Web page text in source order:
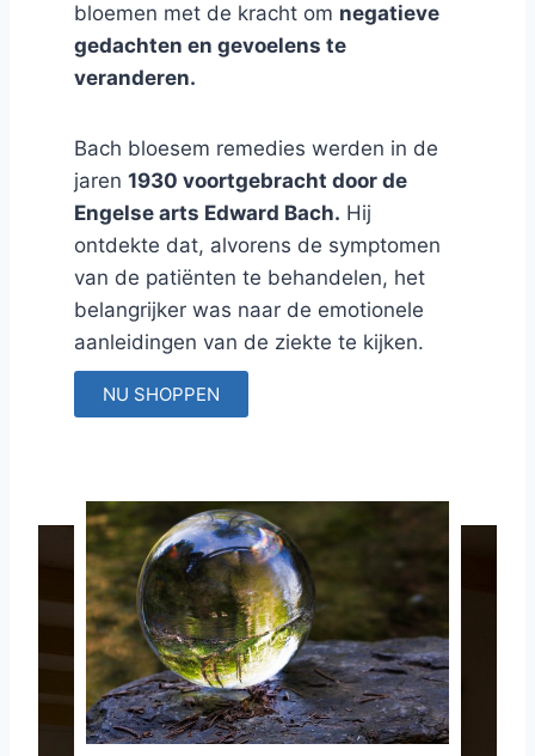
bloemen met de kracht om negatieve
gedachten en gevoelens te
veranderen.
Bach bloesem remedies werden in de
jaren 1930 voortgebracht door de
Engelse arts Edward Bach. Hij
ontdekte dat, alvorens de symptomen
van de patiënten te behandelen, het
belangrijker was naar de emotionele
aanleidingen van de ziekte te kijken.
NU SHOPPEN